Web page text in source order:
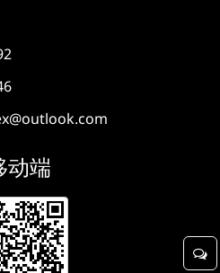
动端